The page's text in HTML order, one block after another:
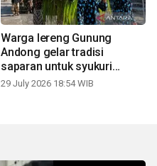
Warga lereng Gunung
Andong gelar tradisi
saparan untuk syukuri
panen
29 July 2026 18:54 WIB